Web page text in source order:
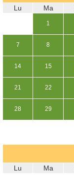
Lu Ma
1
7 8
14 15
21 22
28 29
Lu Ma